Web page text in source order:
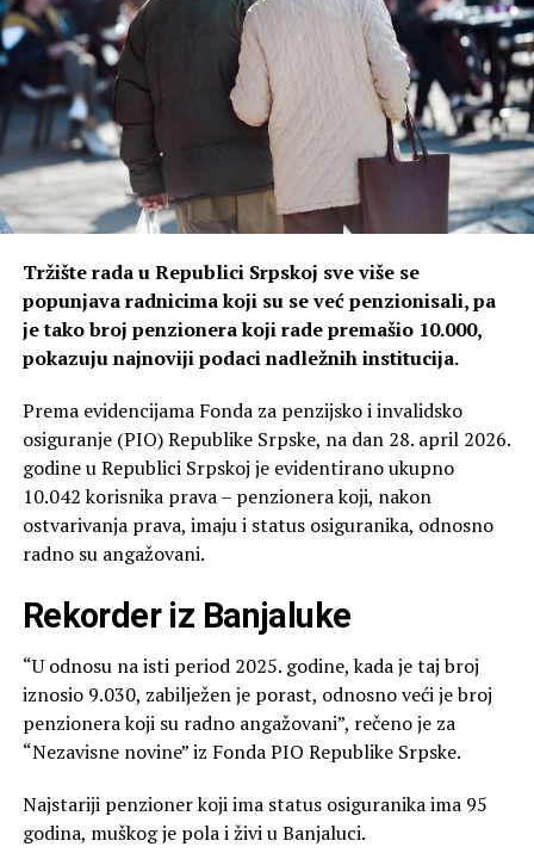
Tržište rada u Republici Srpskoj sve više se
popunjava radnicima koji su se već penzionisali, pa
je tako broj penzionera koji rade premašio 10.000,
pokazuju najnoviji podaci nadležnih institucija.
Prema evidencijama Fonda za penzijsko i invalidsko
osiguranje (PIO) Republike Srpske, na dan 28. april 2026.
godine u Republici Srpskoj je evidentirano ukupno
10.042 korisnika prava – penzionera koji, nakon
ostvarivanja prava, imaju i status osiguranika, odnosno
radno su angažovani.
Rekorder iz Banjaluke
“U odnosu na isti period 2025. godine, kada je taj broj
iznosio 9.030, zabilježen je porast, odnosno veći je broj
penzionera koji su radno angažovani”, rečeno je za
“Nezavisne novine” iz Fonda PIO Republike Srpske.
Najstariji penzioner koji ima status osiguranika ima 95
godina, muškog je pola i živi u Banjaluci.